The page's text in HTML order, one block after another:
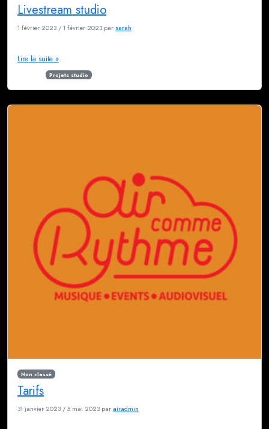
Livestream studio
1 février 2023 / 1 février 2023 par sarah
Lire la suite »
Projets studio
Non classé
Tarifs
31 janvier 2023 / 5 mai 2023 par airadmin